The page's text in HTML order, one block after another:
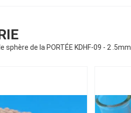
de la PORTÉE KDHF-09 - 2 .5mm